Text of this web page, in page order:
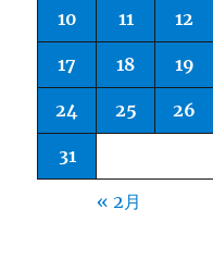
10 11 12
17 18 19
24 25 26
31
« 2月